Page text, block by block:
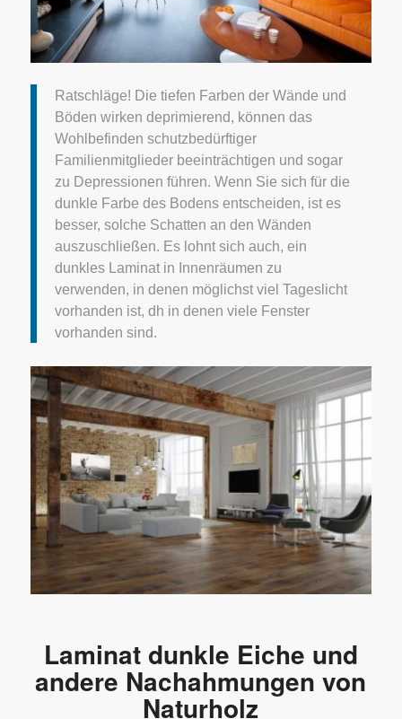
Ratschläge! Die tiefen Farben der Wände und
Böden wirken deprimierend, können das
Wohlbefinden schutzbedürftiger
Familienmitglieder beeinträchtigen und sogar
zu Depressionen führen. Wenn Sie sich für die
dunkle Farbe des Bodens entscheiden, ist es
besser, solche Schatten an den Wänden
auszuschließen. Es lohnt sich auch, ein
dunkles Laminat in Innenräumen zu
verwenden, in denen möglichst viel Tageslicht
vorhanden ist, dh in denen viele Fenster
vorhanden sind.
Laminat dunkle Eiche und
andere Nachahmungen von
Naturholz